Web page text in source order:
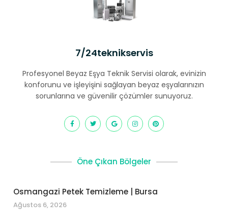
7/24teknikservis
Profesyonel Beyaz Eşya Teknik Servisi olarak, evinizin
konforunu ve işleyişini sağlayan beyaz eşyalarınızın
sorunlarına ve güvenilir çözümler sunuyoruz.
Öne Çıkan Bölgeler
Osmangazi Petek Temizleme | Bursa
Ağustos 6, 2026